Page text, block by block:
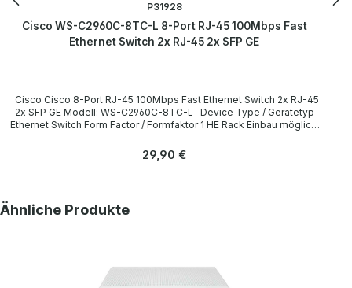
P31928
Cisco WS-C2960C-8TC-L 8-Port RJ-45 100Mbps Fast
Ethernet Switch 2x RJ-45 2x SFP GE
2x SFP GE Modell: WS-C2960C-8TC-L Device Type / Gerätetyp
Ethernet Switch Form Factor / Formfaktor 1 HE Rack Einbau möglich,
Power Cord / Netzkabel All devices have been tested and reset to
pages of the manufacturer. Weitere Informationen und Details
Regulärer Preis:
29,90 €
Produktgalerie überspringen
Ähnliche Produkte